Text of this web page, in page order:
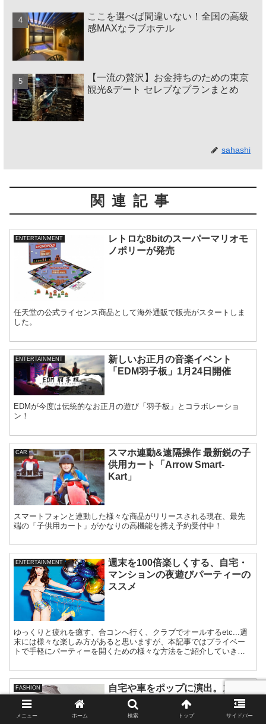
ここを選べば間違いない！全国の高級
感MAXなラブホテル
【一流の贅沢】お金持ちのための東京
観光&デート セレブなプランまとめ
sahashi
関連記事
ENTERTAINMENT
レトロな8bitのスーパーマリオモ
ノポリーが発売
任天堂の公式ライセンス商品として海外通販で販売がスタートしま
した。
ENTERTAINMENT
新しいお正月の音楽イベント
「EDM羽子板」1月24日開催
EDMが今度は伝統的なお正月の遊び「羽子板」とコラボレーショ
ン！
CAR
スマホ連動&遠隔操作 最新鋭の子
供用カート「Arrow Smart-
Kart」
スマートフォンと連動した様々な商品がリリースされる現在、最先
端の「子供用カート」がかなりの高機能を携え予約受付中！
ENTERTAINMENT
週末を100倍楽しくする、自宅・
マンションの夜遊びパーティーの
ススメ
ゆっくりと疲れを癒す、合コンへ行く、クラブでオールするetc...週
末には様々な楽しみ方があると思いますが、本記事ではプライベー
トで手軽にパーティーを開くための様々な方法をご紹介していきま
FASHION
自宅や車をポップに演出。スニー
カー型エアフレッシャー（芳香
メニュー ホーム 検索 トップ サイドバー